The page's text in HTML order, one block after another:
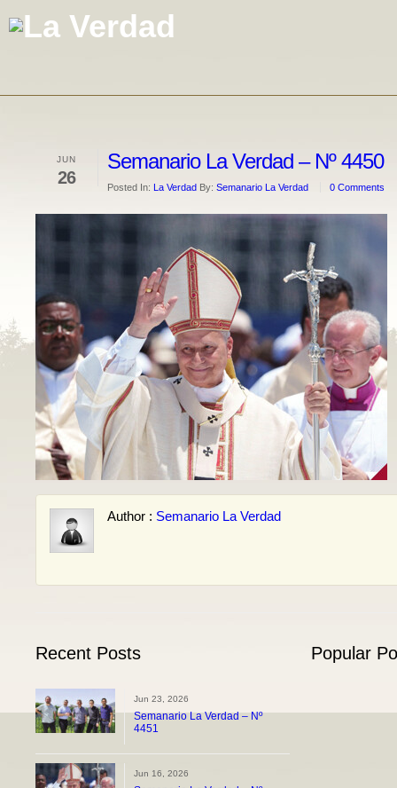
JUN
26
Semanario La Verdad – Nº 4450
Posted In: La Verdad By: Semanario La Verdad 0 Comments
Author : Semanario La Verdad
Recent Posts
Jun 23, 2026
Semanario La Verdad – Nº
4451
Jun 16, 2026
Popular